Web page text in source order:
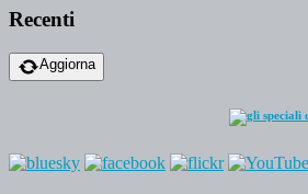
Recenti
Aggiorna